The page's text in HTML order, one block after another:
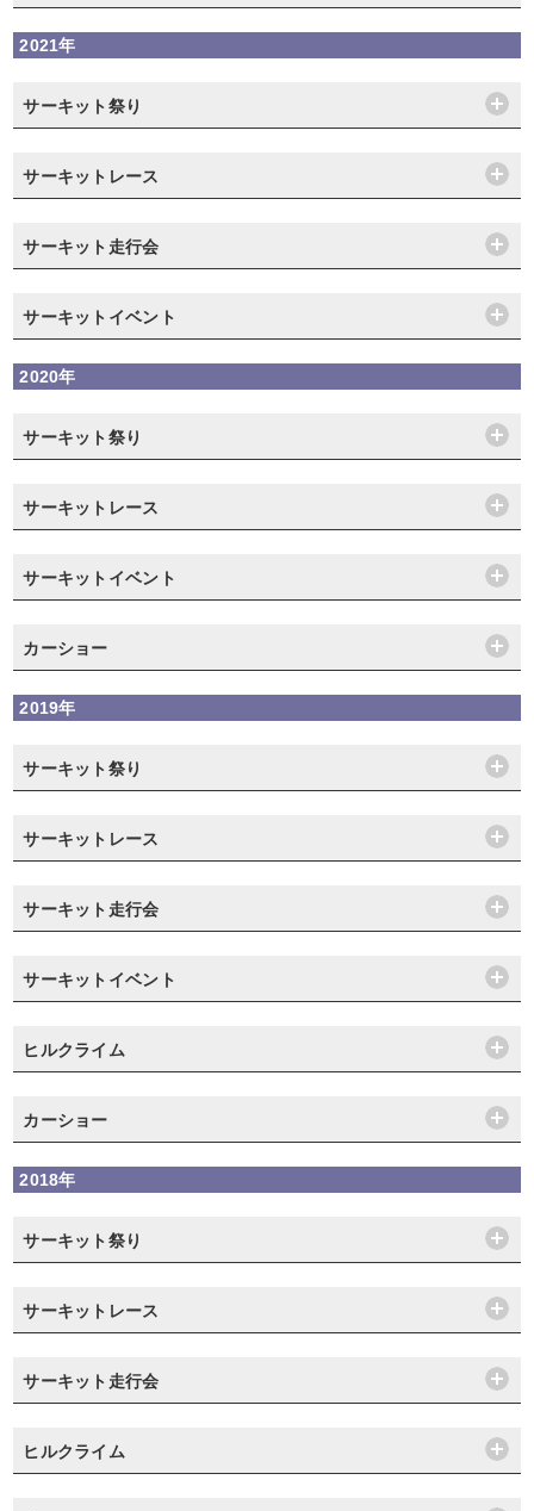
2021年
サーキット祭り
サーキットレース
サーキット走行会
サーキットイベント
2020年
サーキット祭り
サーキットレース
サーキットイベント
カーショー
2019年
サーキット祭り
サーキットレース
サーキット走行会
サーキットイベント
ヒルクライム
カーショー
2018年
サーキット祭り
サーキットレース
サーキット走行会
ヒルクライム